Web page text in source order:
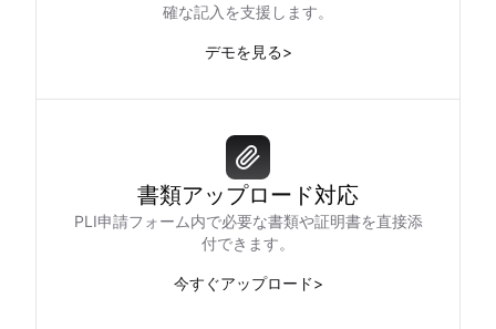
確な記入を支援します。
デモを見る>
書類アップロード対応
PLI申請フォーム内で必要な書類や証明書を直接添
付できます。
今すぐアップロード>